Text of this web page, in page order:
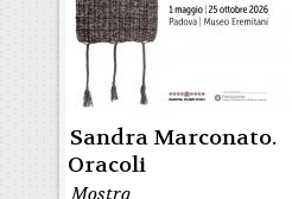
Sandra Marconato.
Oracoli
Mostra